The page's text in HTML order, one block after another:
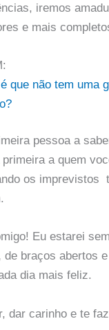
iremos
e mais
que não tem uma
pessoa a
a quem
os imprevistos
Eu estarei
de braços abertos
dia mais feliz.
dar carinho e te